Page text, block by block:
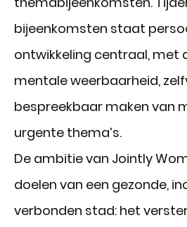
bijeenkomsten staat
ontwikkeling centraal, met
mentale weerbaarheid,
bespreekbaar maken van
urgente thema’s.
De ambitie van Jointly
doelen van een gezonde,
verbonden stad: het